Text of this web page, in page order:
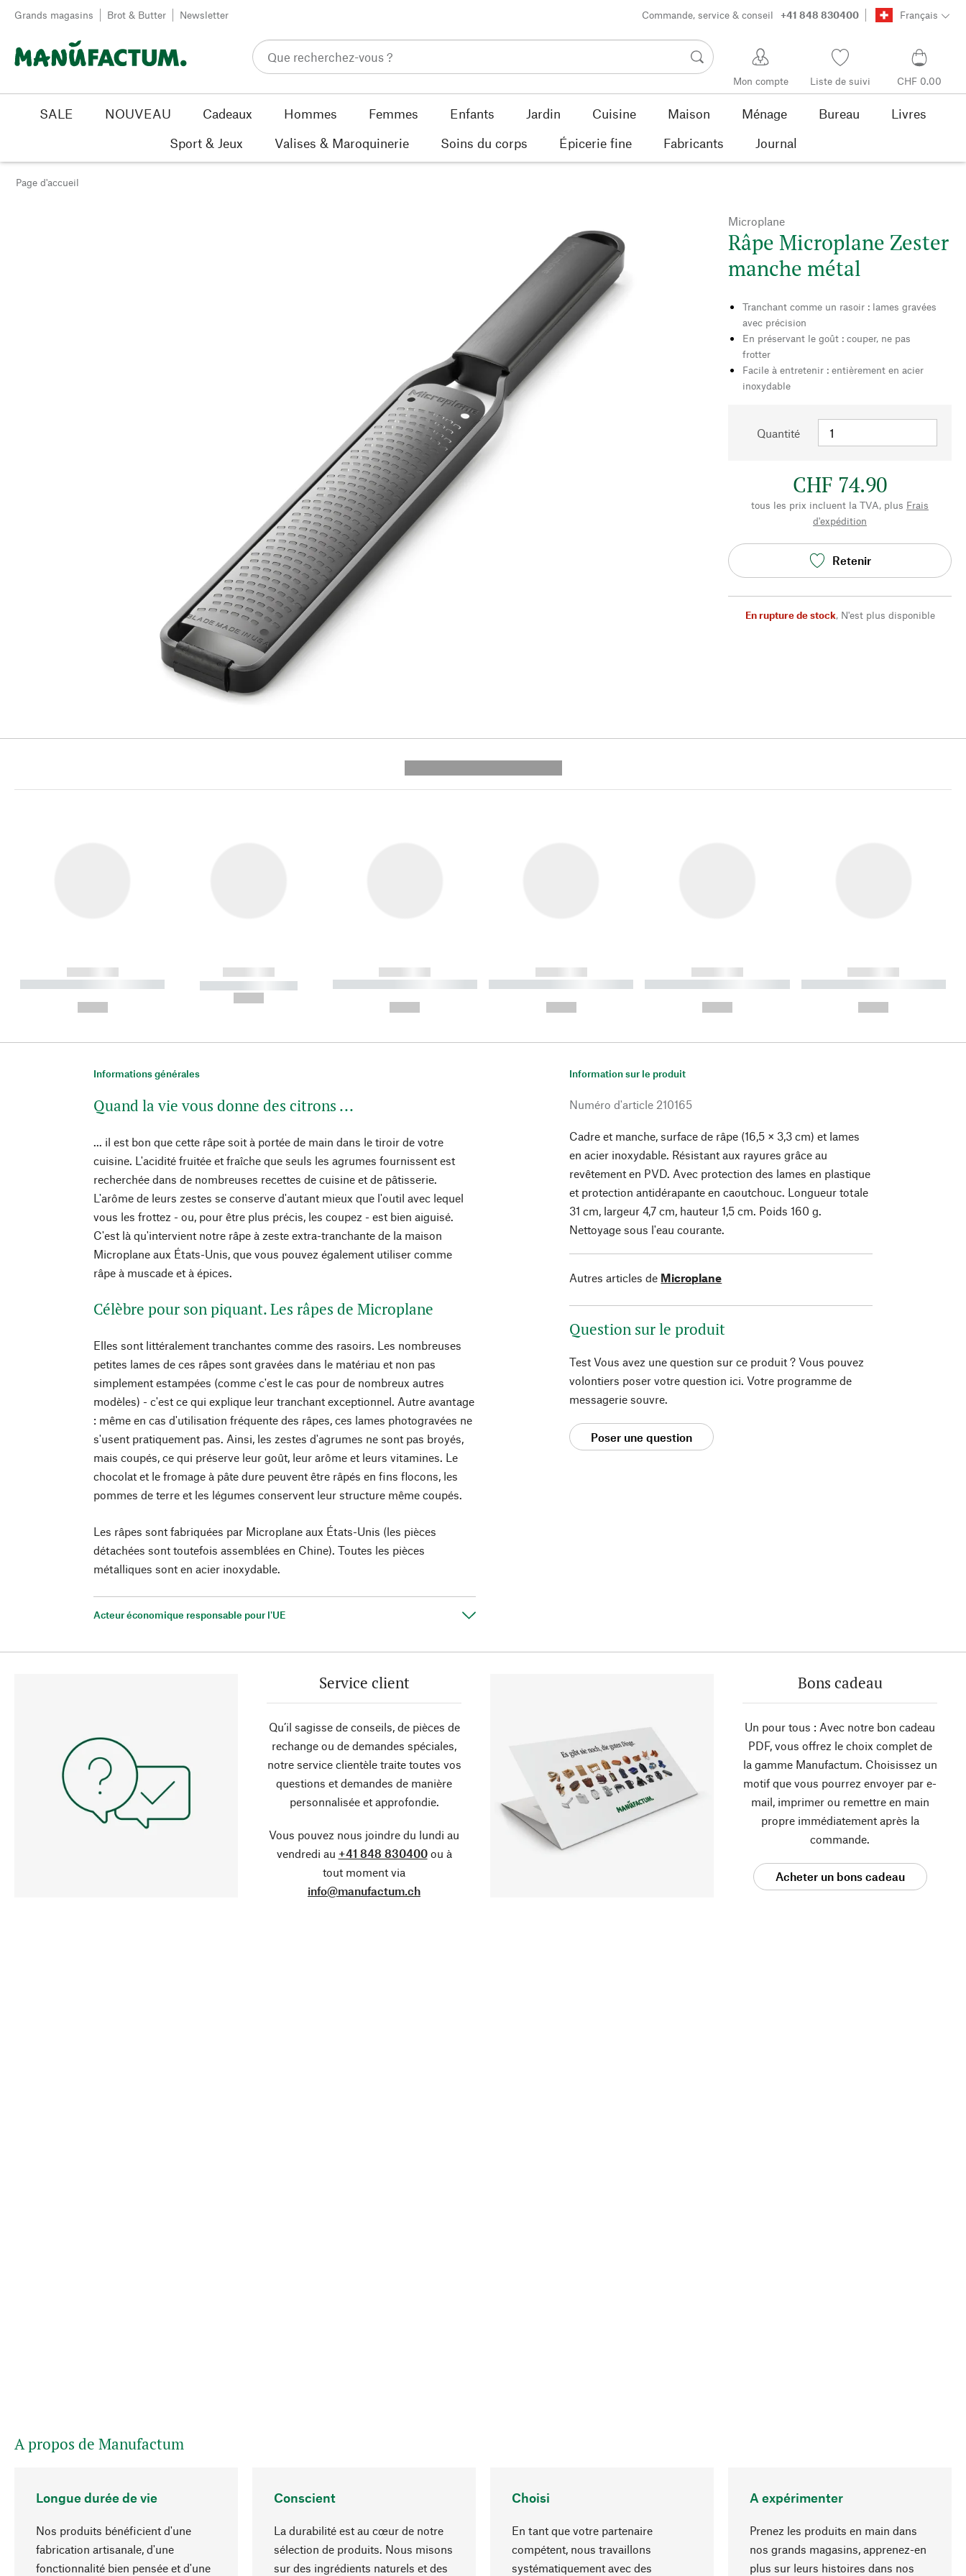
Passer au contenu
Grands magasins Brot & Butter Newsletter Commande, service & conseil +41 848 830400 Français
Mon compte Liste de suivi CHF 0.00
SALE NOUVEAU Cadeaux Hommes Femmes Enfants Jardin Cuisine Maison Ménage Bureau
Livres
Sport & Jeux
Valises & Maroquinerie Soins du corps Épicerie fine Fabricants Journal
Page d'accueil
Microplane
Râpe Microplane Zester
manche métal
Tranchant comme un rasoir : lames gravées
avec précision
En préservant le goût : couper, ne pas
frotter
Facile à entretenir : entièrement en acier
inoxydable
Quantité
CHF 74.90
tous les prix incluent la TVA, plus Frais
d'expédition
Retenir
En rupture de stock, N'est plus disponible
------------
----------- ----------- ----------
------------
----------- -----------
------------
----------- ----------- ----------
------------
----------- ----------- ----------
------------
----------- ----------- ----------
------------
----------- ----------- ----------
Informations générales
Quand la vie vous donne des citrons ...
... il est bon que cette râpe soit à portée de main dans le tiroir de votre
cuisine. L'acidité fruitée et fraîche que seuls les agrumes fournissent est
recherchée dans de nombreuses recettes de cuisine et de pâtisserie.
L'arôme de leurs zestes se conserve d'autant mieux que l'outil avec lequel
vous les frottez - ou, pour être plus précis, les coupez - est bien aiguisé.
C'est là qu'intervient notre râpe à zeste extra-tranchante de la maison
Microplane aux États-Unis, que vous pouvez également utiliser comme
râpe à muscade et à épices.
Célèbre pour son piquant. Les râpes de Microplane
Elles sont littéralement tranchantes comme des rasoirs. Les nombreuses
petites lames de ces râpes sont gravées dans le matériau et non pas
simplement estampées (comme c'est le cas pour de nombreux autres
modèles) - c'est ce qui explique leur tranchant exceptionnel. Autre avantage
: même en cas d'utilisation fréquente des râpes, ces lames photogravées ne
s'usent pratiquement pas. Ainsi, les zestes d'agrumes ne sont pas broyés,
mais coupés, ce qui préserve leur goût, leur arôme et leurs vitamines. Le
chocolat et le fromage à pâte dure peuvent être râpés en fins flocons, les
pommes de terre et les légumes conservent leur structure même coupés.
Les râpes sont fabriquées par Microplane aux États-Unis (les pièces
détachées sont toutefois assemblées en Chine). Toutes les pièces
métalliques sont en acier inoxydable.
Acteur économique responsable pour l'UE
Information sur le produit
Numéro d'article 210165
Cadre et manche, surface de râpe (16,5 × 3,3 cm) et lames
en acier inoxydable. Résistant aux rayures grâce au
revêtement en PVD. Avec protection des lames en plastique
et protection antidérapante en caoutchouc. Longueur totale
31 cm, largeur 4,7 cm, hauteur 1,5 cm. Poids 160 g.
Nettoyage sous l'eau courante.
Autres articles de Microplane
Question sur le produit
Test Vous avez une question sur ce produit ? Vous pouvez
volontiers poser votre question ici. Votre programme de
messagerie souvre.
Poser une question
Service client
Qu’il sagisse de conseils, de pièces de
rechange ou de demandes spéciales,
notre service clientèle traite toutes vos
questions et demandes de manière
personnalisée et approfondie.
Vous pouvez nous joindre du lundi au
vendredi au +41 848 830400ou à
tout moment via
info@manufactum.ch
Bons cadeau
Un pour tous : Avec notre bon cadeau
PDF, vous offrez le choix complet de
la gamme Manufactum. Choisissez un
motif que vous pourrez envoyer par e-
mail, imprimer ou remettre en main
propre immédiatement après la
commande.
Acheter un bons cadeau
A propos de Manufactum
Longue durée de vie
Nos produits bénéficient d'une
fabrication artisanale, d'une
fonctionnalité bien pensée et d'une
Conscient
La durabilité est au cœur de notre
sélection de produits. Nous misons
sur des ingrédients naturels et des
Choisi
En tant que votre partenaire
compétent, nous travaillons
systématiquement avec des
A expérimenter
Prenez les produits en main dans
nos grands magasins, apprenez-en
plus sur leurs histoires dans nos